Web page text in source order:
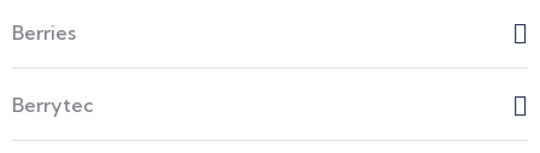
Berries
Berrytec